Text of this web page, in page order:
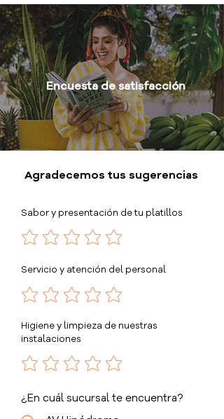
Encuesta de satisfacción
Agradecemos tus sugerencias
Sabor y presentación de tu platillos
Servicio y atención del personal
Higiene y limpieza de nuestras
instalaciones
¿En cuál sucursal te encuentra?